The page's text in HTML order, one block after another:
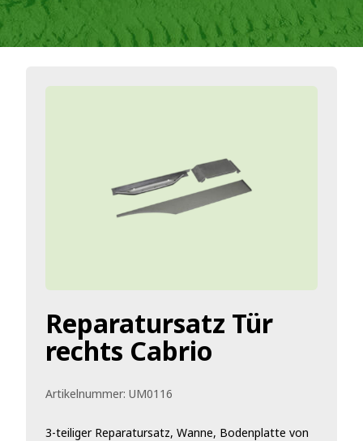
Reparatursatz Tür
rechts Cabrio
Artikelnummer: UM0116
3-teiliger Reparatursatz, Wanne, Bodenplatte von